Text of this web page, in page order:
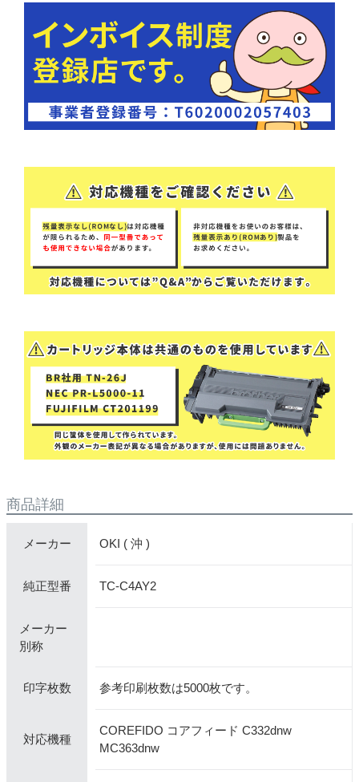
商品詳細
メーカー OKI ( 沖 )
純正型番 TC-C4AY2
メーカー
別称
印字枚数 参考印刷枚数は5000枚です。
対応機種
COREFIDO コアフィード C332dnw
MC363dnw